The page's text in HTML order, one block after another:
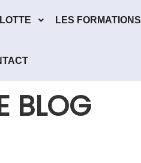
LES FORMATIONS
BLOG